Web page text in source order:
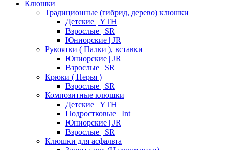
Клюшки
Традиционные (гибрид, дерево) клюшки
Детские | YTH
Взрослые | SR
Юниорские | JR
Рукоятки ( Палки ), вставки
Юниорские | JR
Взрослые | SR
Крюки ( Перья )
Взрослые | SR
Композитные клюшки
Детские | YTH
Подростковые | Int
Юниорские | JR
Взрослые | SR
Клюшки для асфальта